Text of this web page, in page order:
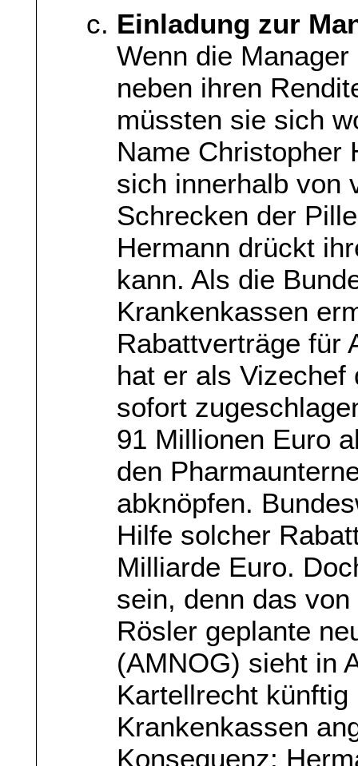
Einladung zur
Wenn die
neben ihren
müssten sie sich
Name Christopher
sich innerhalb von
Schrecken der
Hermann drückt
kann. Als die
Krankenkassen
Rabattverträge für
hat er als Vizechef
sofort
91 Millionen Euro
den
abknöpfen.
Hilfe solcher
Milliarde Euro.
sein, denn das
Rösler geplante
(AMNOG) sieht in
Kartellrecht
Krankenkassen
Konsequenz: